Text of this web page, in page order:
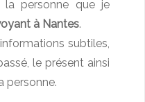
la personne que je
à Nantes.
subtiles,
le présent ainsi
personne.